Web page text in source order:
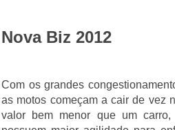
Nova Biz 2012
Com os grandes
as motos começam a cair de vez
valor bem menor que um